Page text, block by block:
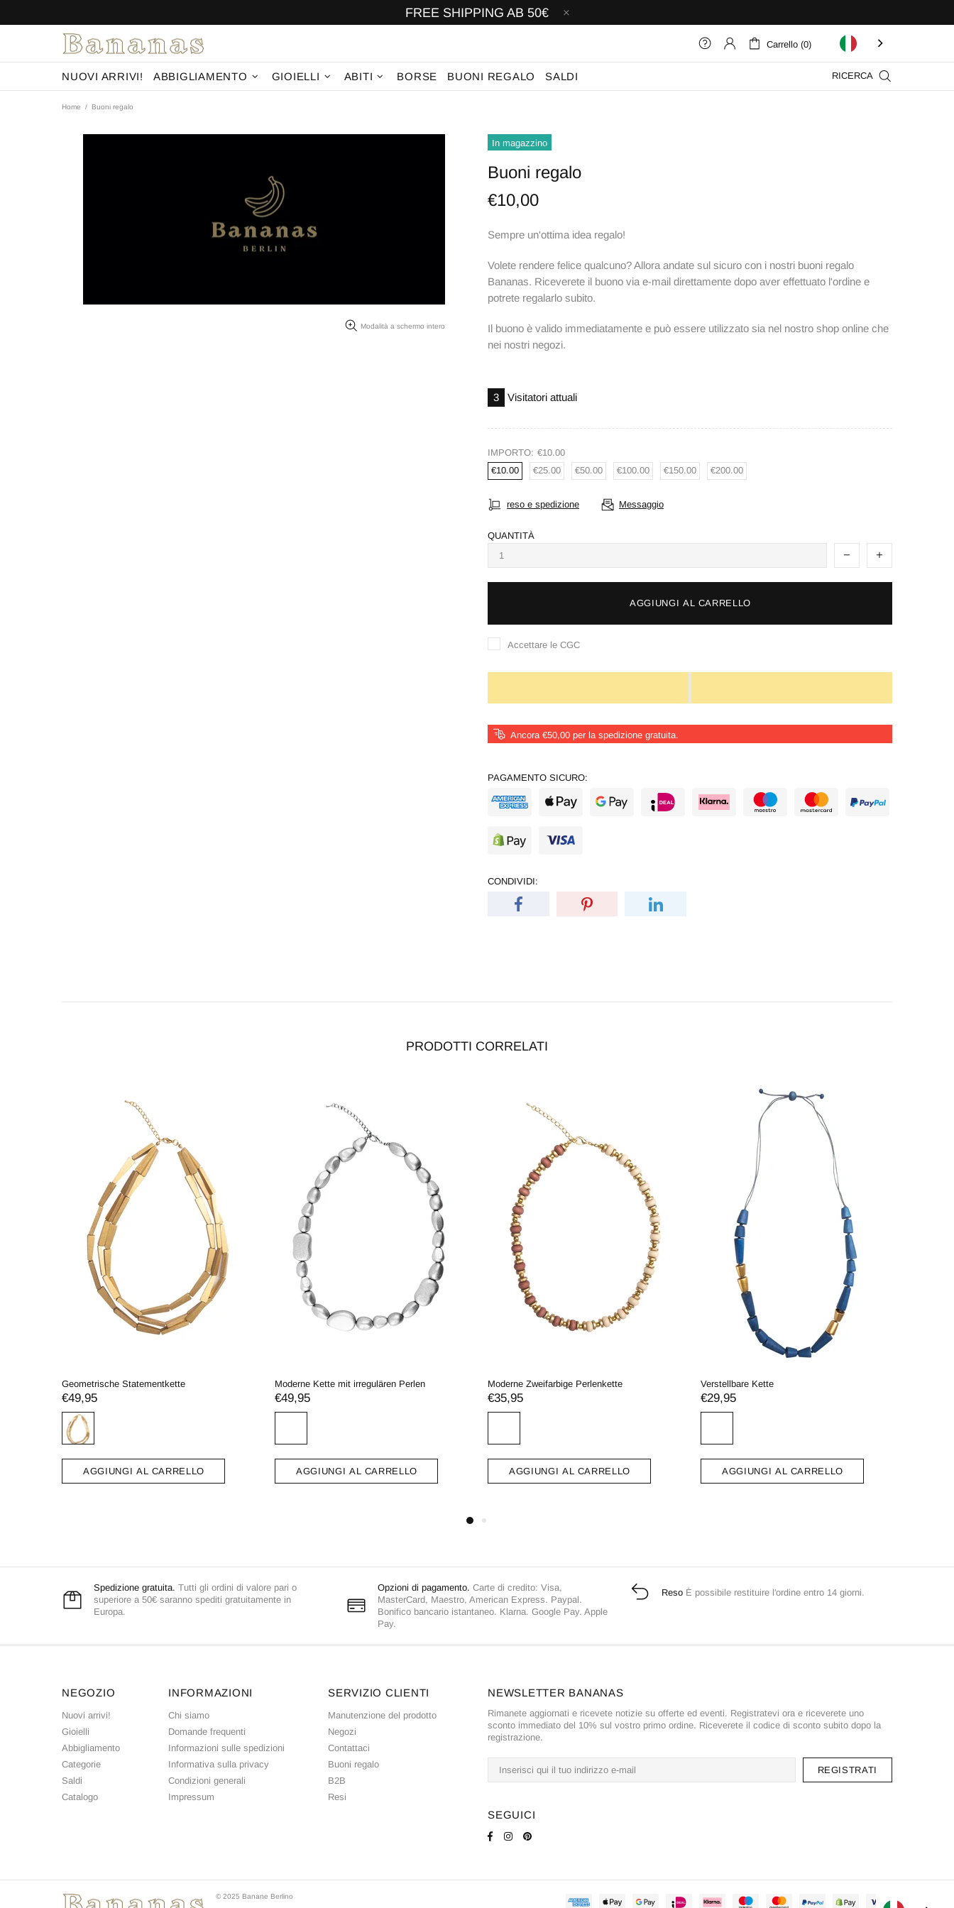
FREE SHIPPING AB 50€
Carrello (0)
NUOVI ARRIVI! ABBIGLIAMENTO GIOIELLI ABITI BORSE BUONI REGALO SALDI RICERCA
Home Buoni regalo
Modalità a schermo intero
In magazzino
Buoni regalo
€10,00
Sempre un'ottima idea regalo!
Volete rendere felice qualcuno? Allora andate sul sicuro con i nostri buoni regalo
Bananas. Riceverete il buono via e-mail direttamente dopo aver effettuato l'ordine e
potrete regalarlo subito.
Il buono è valido immediatamente e può essere utilizzato sia nel nostro shop online che
nei nostri negozi.
3 Visitatori attuali
IMPORTO: €10.00
€10.00
€25.00 €50.00 €100.00 €150.00 €200.00
reso e spedizione Messaggio
QUANTITÀ
AGGIUNGI AL CARRELLO
Accettare le CGC
Ancora €50,00 per la spedizione gratuita.
PAGAMENTO SICURO:
CONDIVIDI:
PRODOTTI CORRELATI
Perlen Moderne Zweifarbige Perlenkette
AGGIUNGI AL CARRELLO
Verstellbare Kette
AGGIUNGI AL CARRELLO
Elegante Kette mit Tropfen Elementen
AGGIUNGI AL CARRELLO
Spedizione gratuita. Tutti gli ordini di valore pari o
superiore a 50€ saranno spediti gratuitamente in
Europa.
Opzioni di pagamento. Carte di credito: Visa,
MasterCard, Maestro, American Express. Paypal.
Bonifico bancario istantaneo. Klarna. Google Pay. Apple
Pay.
Reso È possibile restituire l'ordine entro 14 giorni.
NEGOZIO
Nuovi arrivi!
Gioielli
Abbigliamento
Categorie
Saldi
Catalogo
INFORMAZIONI
Chi siamo
Domande frequenti
Informazioni sulle spedizioni
Informativa sulla privacy
Condizioni generali
Impressum
SERVIZIO CLIENTI
Manutenzione del prodotto
Negozi
Contattaci
Buoni regalo
B2B
Resi
NEWSLETTER BANANAS
Rimanete aggiornati e ricevete notizie su offerte ed eventi. Registratevi ora e riceverete uno
sconto immediato del 10% sul vostro primo ordine. Riceverete il codice di sconto subito dopo la
registrazione.
SEGUICI
© 2025 Banane Berlino